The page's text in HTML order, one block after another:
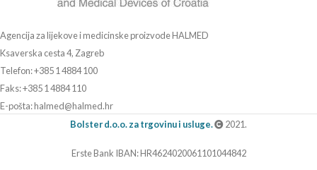
Agencija za lijekove i medicinske proizvode HALMED
Ksaverska cesta 4, Zagreb
Telefon: +385 1 4884 100
Faks: +385 1 4884 110
E-pošta: halmed@halmed.hr
Bolster d.o.o. za trgovinu i usluge.
2021.
Erste Bank IBAN: HR4624020061101044842